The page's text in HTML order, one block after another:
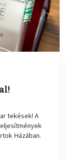
tekések! A
Házában.